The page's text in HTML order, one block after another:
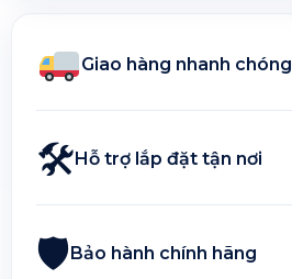
Giao hàng nhanh chóng
🛠Hỗ trợ lắp đặt tận nơi
🛡Bảo hành chính hãng